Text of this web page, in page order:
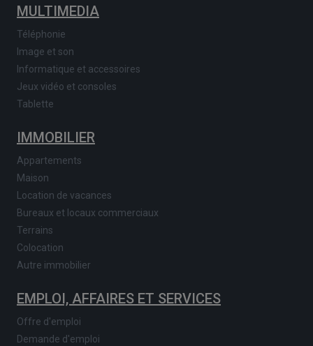
MULTIMEDIA
Téléphonie
Image et son
Informatique et accessoires
Jeux vidéo et consoles
Tablette
IMMOBILIER
Appartements
Maison
Location de vacances
Bureaux et locaux commerciaux
Terrains
Colocation
Autre immobilier
EMPLOI, AFFAIRES ET SERVICES
Offre d'emploi
Demande d'emploi